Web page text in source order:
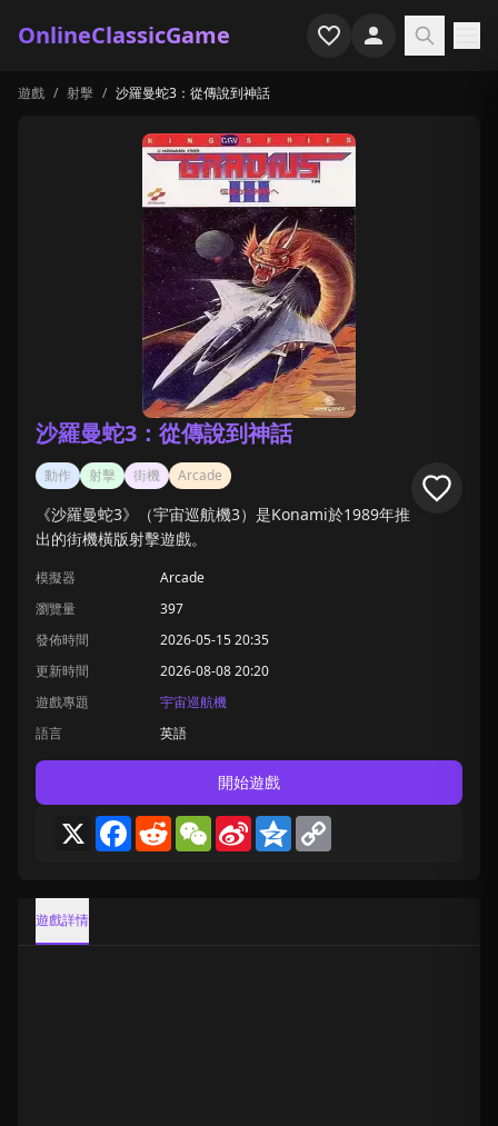
OnlineClassicGame
首頁
遊戲專題
最近玩過
遊戲 / 射擊 / 沙羅曼蛇3：從傳說到神話
沙羅曼蛇3：從傳說到神話
動作 射擊 街機 Arcade
《沙羅曼蛇3》（宇宙巡航機3）是Konami於1989年推
出的街機橫版射擊遊戲。
模擬器
Arcade
瀏覽量
397
發佈時間
2026-05-15 20:35
更新時間
2026-08-08 20:20
遊戲專題
宇宙巡航機
語言
英語
開始遊戲
X Facebook
RedditWeChat
Sina
Weibo
Qzone
遊戲詳情